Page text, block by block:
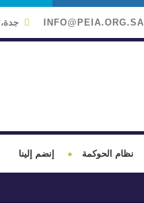
INFO@PEIA.ORG.SA جدة،
نظام الحوكمة إنضم إلينا